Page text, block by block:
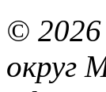
© 2026
округ